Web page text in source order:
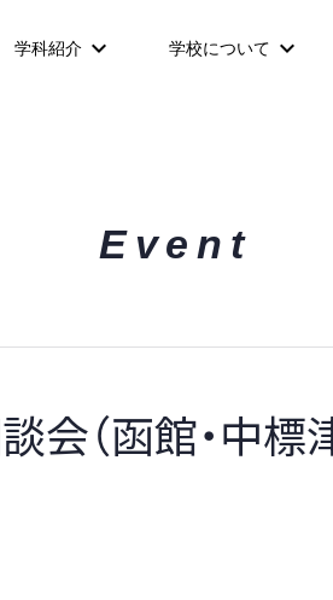
学科紹介 学校について
Event
会（函館・中標